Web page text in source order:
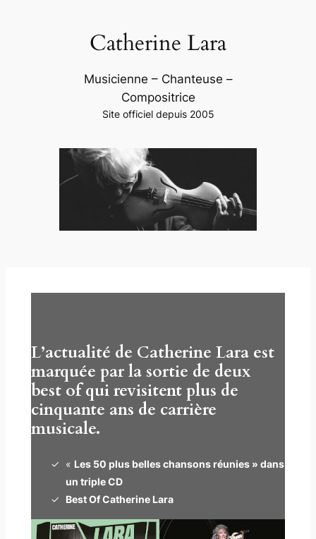
Catherine Lara
Musicienne – Chanteuse –
Compositrice
Site officiel depuis 2005
L’actualité de Catherine Lara est
marquée par la sortie de deux
best of qui revisitent plus de
cinquante ans de carrière
musicale.
« Les 50 plus belles chansons réunies » dans
un triple CD
Best Of Catherine Lara